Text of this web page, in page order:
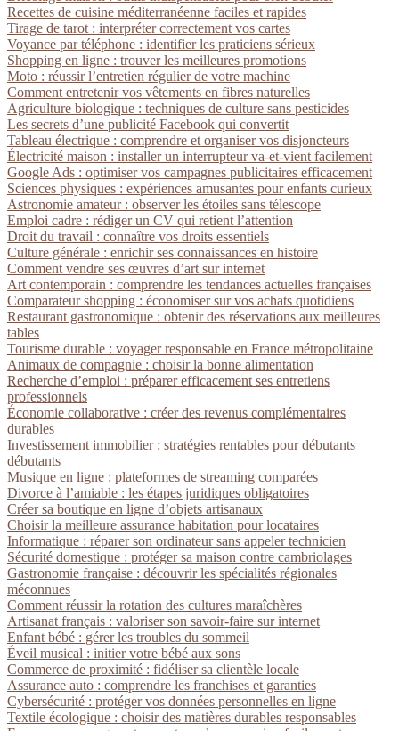
Recettes de cuisine méditerranéenne faciles et rapides
Tirage de tarot : interpréter correctement vos cartes
Voyance par téléphone : identifier les praticiens sérieux
Shopping en ligne : trouver les meilleures promotions
Moto : réussir l’entretien régulier de votre machine
Comment entretenir vos vêtements en fibres naturelles
Agriculture biologique : techniques de culture sans pesticides
Les secrets d’une publicité Facebook qui convertit
Tableau électrique : comprendre et organiser vos disjoncteurs
Électricité maison : installer un interrupteur va-et-vient facilement
Google Ads : optimiser vos campagnes publicitaires efficacement
Sciences physiques : expériences amusantes pour enfants curieux
Astronomie amateur : observer les étoiles sans télescope
Emploi cadre : rédiger un CV qui retient l’attention
Droit du travail : connaître vos droits essentiels
Culture générale : enrichir ses connaissances en histoire
Comment vendre ses œuvres d’art sur internet
Art contemporain : comprendre les tendances actuelles françaises
Comparateur shopping : économiser sur vos achats quotidiens
Restaurant gastronomique : obtenir des réservations aux meilleures
tables
Tourisme durable : voyager responsable en France métropolitaine
Animaux de compagnie : choisir la bonne alimentation
Recherche d’emploi : préparer efficacement ses entretiens
professionnels
Économie collaborative : créer des revenus complémentaires
durables
Investissement immobilier : stratégies rentables pour débutants
débutants
Musique en ligne : plateformes de streaming comparées
Divorce à l’amiable : les étapes juridiques obligatoires
Créer sa boutique en ligne d’objets artisanaux
Choisir la meilleure assurance habitation pour locataires
Informatique : réparer son ordinateur sans appeler technicien
Sécurité domestique : protéger sa maison contre cambriolages
Gastronomie française : découvrir les spécialités régionales
méconnues
Comment réussir la rotation des cultures maraîchères
Artisanat français : valoriser son savoir-faire sur internet
Enfant bébé : gérer les troubles du sommeil
Éveil musical : initier votre bébé aux sons
Commerce de proximité : fidéliser sa clientèle locale
Assurance auto : comprendre les franchises et garanties
Cybersécurité : protéger vos données personnelles en ligne
Textile écologique : choisir des matières durables responsables